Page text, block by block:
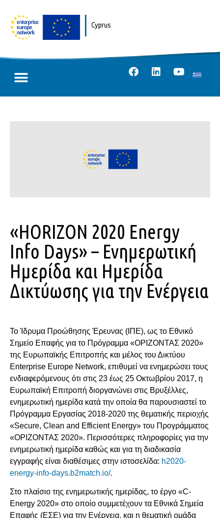
Cyprus
«HORIZON 2020 Energy
Info Days» – Ενημερωτική
Ημερίδα και Ημερίδα
Δικτύωσης για την Ενέργεια
Το Ίδρυμα Προώθησης Έρευνας (ΙΠΕ), ως το Εθνικό
Σημείο Επαφής για το Πρόγραμμα «ΟΡΙΖΟΝΤΑΣ 2020»
της Ευρωπαϊκής Επιτροπής και μέλος του Δικτύου
Enterprise Europe Network, επιθυμεί να ενημερώσει τους
ενδιαφερόμενους ότι στις 23 έως 25 Οκτωβρίου 2017, η
Ευρωπαϊκή Επιτροπή διοργανώνει στις Βρυξέλλες,
ενημερωτική ημερίδα κατά την οποία θα παρουσιαστεί το
Πρόγραμμα Εργασίας 2018-2020 της θεματικής περιοχής
«Secure, Clean and Efficient Energy» του Προγράμματος
«ΟΡΙΖΟΝΤΑΣ 2020». Περισσότερες πληροφορίες για την
ενημερωτική ημερίδα καθώς και για τη διαδικασία
εγγραφής είναι διαθέσιμες στην ιστοσελίδα: h2020-
energy-info-days.b2match.io/.
Στο πλαίσιο της ενημερωτικής ημερίδας, το έργο «C-
Energy 2020» στο οποίο συμμετέχουν τα Εθνικά Σημεία
Επαφής (ΕΣΕ) για την Ενέργεια, και η θεματική ομάδα